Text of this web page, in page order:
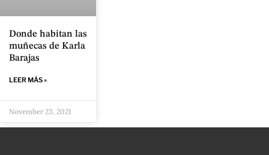
Donde habitan las
muñecas de Karla
Barajas
LEER MÁS »
November 23, 2021